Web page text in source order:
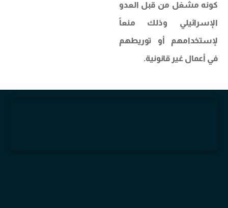
كونه مشغل من قبل العدو
الإسرائيلي وذلك منعاً
لإستخدامهم أو توريطهم
في أعمال غير قانونية.